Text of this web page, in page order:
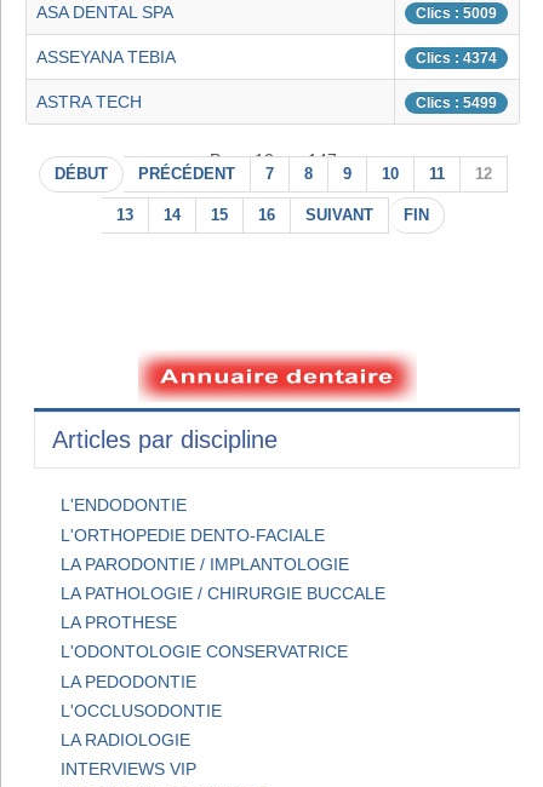
ASA DENTAL SPA Clics : 5009
ASSEYANA TEBIA Clics : 4374
ASTRA TECH Clics : 5499
Page 12 sur 147
DÉBUT PRÉCÉDENT 7 8 9 10 11 12
13 14 15 16 SUIVANT FIN
Articles par discipline
L'ENDODONTIE
L'ORTHOPEDIE DENTO-FACIALE
LA PARODONTIE / IMPLANTOLOGIE
LA PATHOLOGIE / CHIRURGIE BUCCALE
LA PROTHESE
L'ODONTOLOGIE CONSERVATRICE
LA PEDODONTIE
L'OCCLUSODONTIE
LA RADIOLOGIE
INTERVIEWS VIP